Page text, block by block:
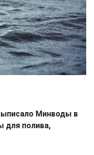
Минводы в
для полива,